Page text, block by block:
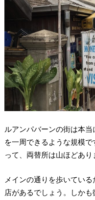
ルアンパバーンの街は本
を一周できるような規模
って、両替所は山ほどあり
メインの通りを歩いてい
店があるでしょう。しか